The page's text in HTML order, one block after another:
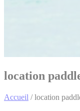
location
Accueil /location